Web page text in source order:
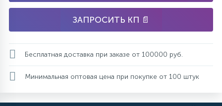
ЗАПРОСИТЬ КП 📄
Бесплатная доставка при заказе от 100000 руб.
Минимальная оптовая цена при покупке от 100 штук